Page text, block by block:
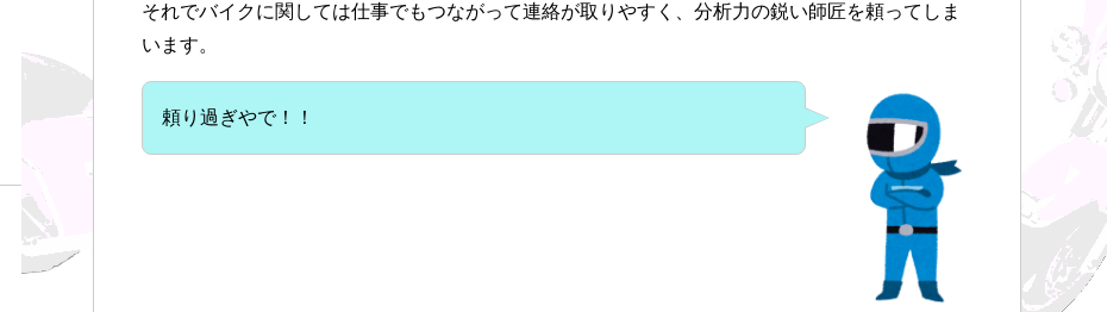
それでバイクに関しては仕事でもつながって連絡が取りやすく、分析力の鋭い師匠を頼ってしま
います。
頼り過ぎやで！！